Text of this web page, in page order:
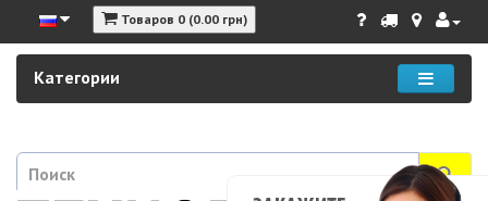
Товаров 0 (0.00 грн)
Категории